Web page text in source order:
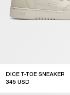
DICE T-TOE SNEAKER
345 USD